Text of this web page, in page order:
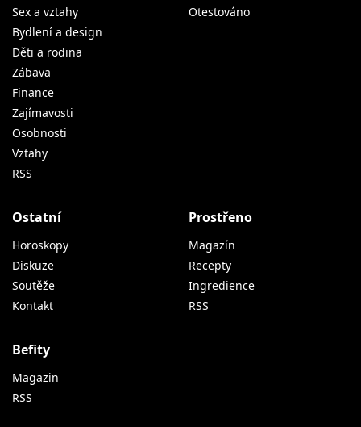
Sex a vztahy
Bydlení a design
Děti a rodina
Zábava
Finance
Zajímavosti
Osobnosti
Vztahy
RSS
Otestováno
Ostatní
Horoskopy
Diskuze
Soutěže
Kontakt
Prostřeno
Magazín
Recepty
Ingredience
RSS
Befity
Magazin
RSS